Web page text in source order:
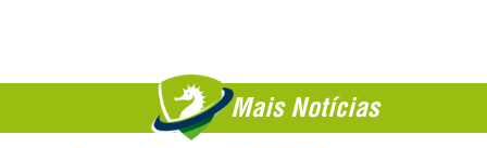
Mais Notícias